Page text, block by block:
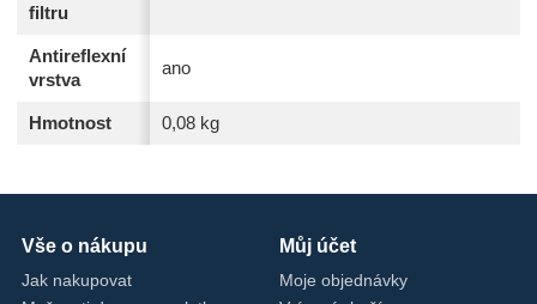
filtru
Antireflexní
vrstva
ano
Hmotnost 0,08 kg
Vše o nákupu
Jak nakupovat
Můj účet
Moje objednávky